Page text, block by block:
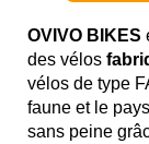
OVIVO BIKES
des vélos
vélos de type
faune et le
sans peine